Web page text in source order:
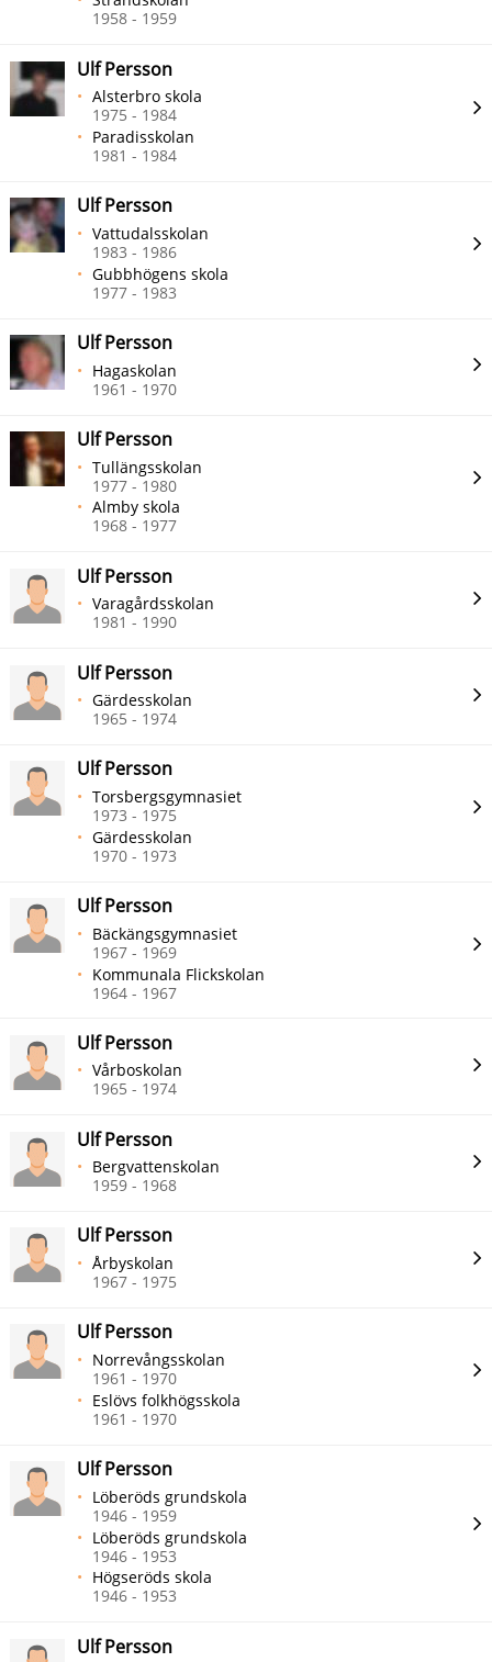
1958 - 1959
Ulf Persson
Alsterbro skola
1975 - 1984
Paradisskolan
1981 - 1984
Ulf Persson
Vattudalsskolan
1983 - 1986
Gubbhögens skola
1977 - 1983
Ulf Persson
Hagaskolan
1961 - 1970
Ulf Persson
Tullängsskolan
1977 - 1980
Almby skola
1968 - 1977
Ulf Persson
Varagårdsskolan
1981 - 1990
Ulf Persson
Gärdesskolan
1965 - 1974
Ulf Persson
Torsbergsgymnasiet
1973 - 1975
Gärdesskolan
1970 - 1973
Ulf Persson
Bäckängsgymnasiet
1967 - 1969
Kommunala Flickskolan
1964 - 1967
Ulf Persson
Vårboskolan
1965 - 1974
Ulf Persson
Bergvattenskolan
1959 - 1968
Ulf Persson
Årbyskolan
1967 - 1975
Ulf Persson
Norrevångsskolan
1961 - 1970
Eslövs folkhögsskola
1961 - 1970
Ulf Persson
Löberöds grundskola
1946 - 1959
Löberöds grundskola
1946 - 1953
Högseröds skola
1946 - 1953
Ulf Persson